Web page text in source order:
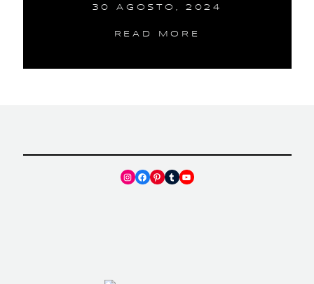
30 AGOSTO, 2024
READ MORE
Instagram
Facebook
Pinterest
TumblrYouTube